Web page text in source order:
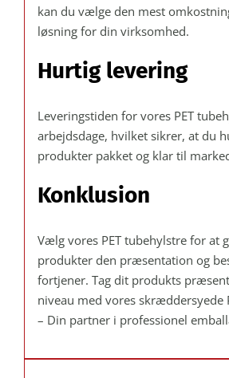
kan du vælge den mest
løsning for din virksomhed.
Hurtig levering
Leveringstiden for vores PET
arbejdsdage, hvilket sikrer, at du
produkter pakket og klar til
Konklusion
Vælg vores PET tubehylstre for at
produkter den præsentation og
fortjener. Tag dit produkts
niveau med vores skræddersyede
– Din partner i professionel